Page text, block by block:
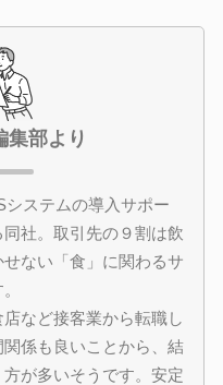
集部より
ステムの導入サポー
社。取引先の９割は飲
ない「食」に関わるサ
など接客業から転職し
係も良いことから、結
が多いそうです。安定